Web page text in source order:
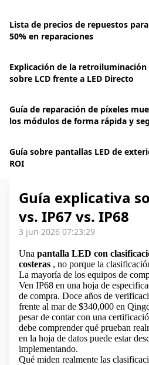
Lista de precios de repuestos
50% en reparaciones
Explicación de la retroiluminación
sobre LCD frente a LED Directo
Guía de reparación de píxeles
los módulos de forma rápida y
Guía sobre pantallas LED de
ROI
Guía explicativa
vs. IP67 vs. IP68
3 jun 2026 07:23:29
Una pantalla LED con
costeras , no porque la
La mayoría de los equipos de
Ven IP68 en una hoja de
de compra. Doce años de
frente al mar de $340,000 en
pesar de contar con una
debe comprender qué prueban
en la hoja de datos puede estar
implementando.
Qué miden realmente las